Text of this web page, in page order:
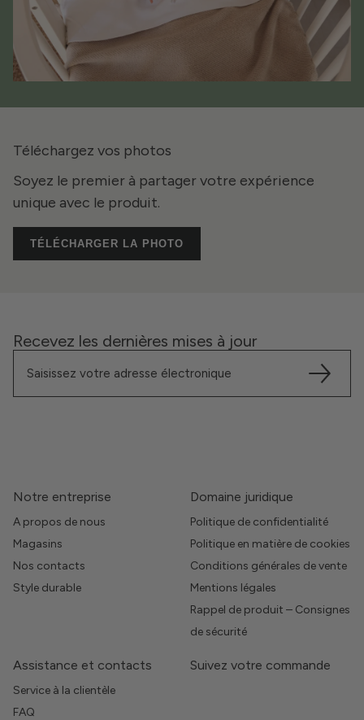
Téléchargez vos photos
Soyez le premier à partager votre expérience
unique avec le produit.
TÉLÉCHARGER LA PHOTO
Recevez les dernières mises à jour
Notre entreprise
A propos de nous
Magasins
Nos contacts
Style durable
Domaine juridique
Politique de confidentialité
Politique en matière de cookies
Conditions générales de vente
Mentions légales
Rappel de produit – Consignes
de sécurité
Assistance et contacts
Service à la clientèle
FAQ
Suivez votre commande